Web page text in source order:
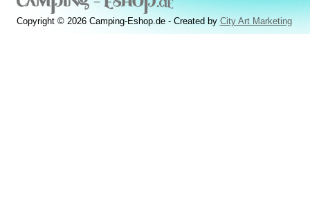
Copyright © 2026 Camping-Eshop.de - Created by City Art Marketing